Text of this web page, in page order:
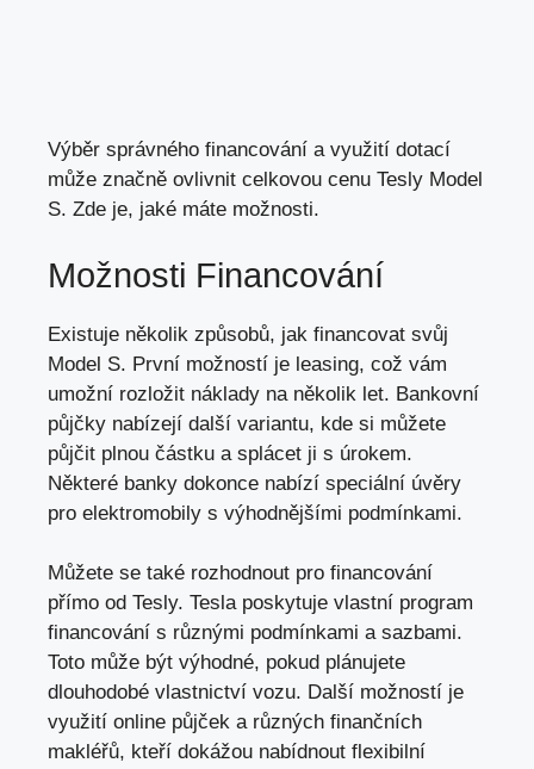
Výběr správného financování a využití dotací
může značně ovlivnit celkovou cenu Tesly Model
S. Zde je, jaké máte možnosti.
Možnosti Financování
Existuje několik způsobů, jak financovat svůj
Model S. První možností je leasing, což vám
umožní rozložit náklady na několik let. Bankovní
půjčky nabízejí další variantu, kde si můžete
půjčit plnou částku a splácet ji s úrokem.
Některé banky dokonce nabízí speciální úvěry
pro elektromobily s výhodnějšími podmínkami.
Můžete se také rozhodnout pro financování
přímo od Tesly. Tesla poskytuje vlastní program
financování s různými podmínkami a sazbami.
Toto může být výhodné, pokud plánujete
dlouhodobé vlastnictví vozu. Další možností je
využití online půjček a různých finančních
makléřů, kteří dokážou nabídnout flexibilní